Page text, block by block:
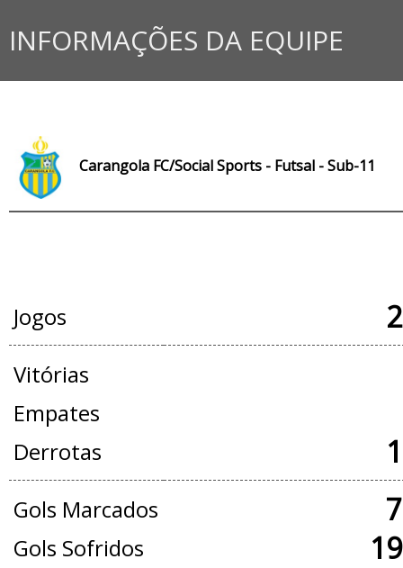
INFORMAÇÕES DA EQUIPE
Carangola FC/Social Sports - Futsal - Sub-11
Jogos
Vitórias
Empates
Derrotas
Gols Marcados
Gols Sofridos